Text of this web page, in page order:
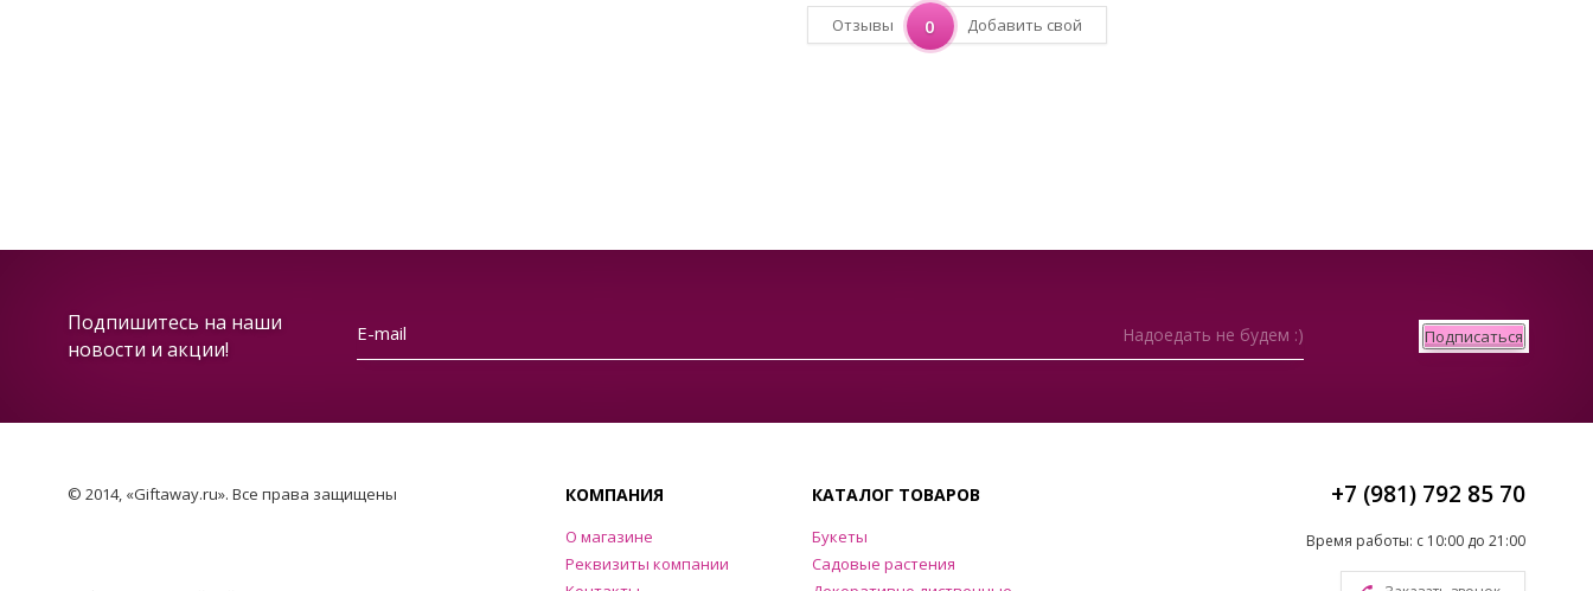
Отзывы 0 Добавить свой
Подпишитесь на наши
новости и акции!
Надоедать не будем :) Подписаться
КОМПАНИЯ
О магазине
Реквизиты компании
КАТАЛОГ ТОВАРОВ
Букеты
Садовые растения
© 2014, «Giftaway.ru». Все права защищены +7 (981) 792 85 70
Время работы: с 10:00 до 21:00